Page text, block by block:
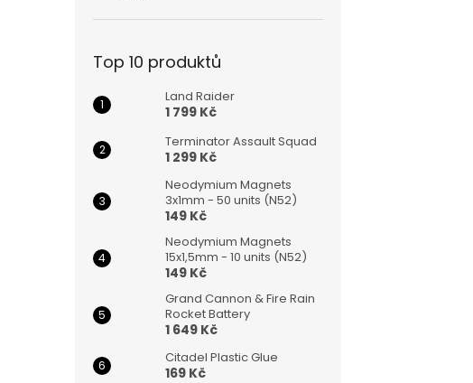
Top 10 produktů
Land Raider
1 799 Kč
Terminator Assault Squad
1 299 Kč
Neodymium Magnets
3x1mm - 50 units (N52)
149 Kč
Neodymium Magnets
15x1,5mm - 10 units (N52)
149 Kč
Grand Cannon & Fire Rain
Rocket Battery
1 649 Kč
Citadel Plastic Glue
169 Kč